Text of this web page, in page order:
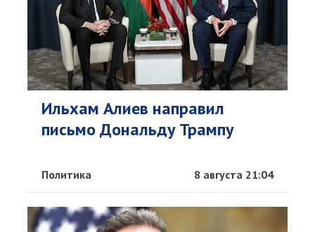
Ильхам Алиев направил
письмо Дональду Трампу
Политика 8 августа 21:04